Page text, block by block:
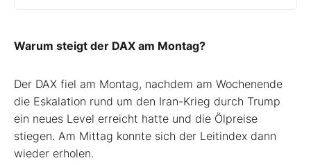
Warum steigt der DAX am Montag?
Der DAX fiel am Montag, nachdem am Wochenende
die Eskalation rund um den Iran-Krieg durch Trump
ein neues Level erreicht hatte und die Ölpreise
stiegen. Am Mittag konnte sich der Leitindex dann
wieder erholen.